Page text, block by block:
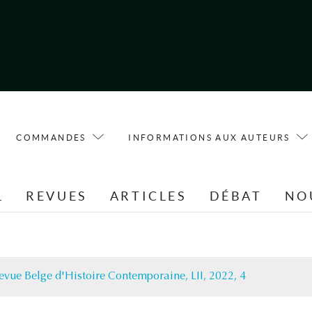
COMMANDES INFORMATIONS AUX AUTEURS
REVUES ARTICLES DÉBAT
Belge d'Histoire Contemporaine, LII, 2022, 4